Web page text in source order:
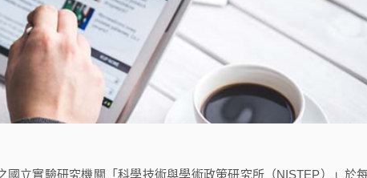
立實驗研究機關「科學技術與學術政策研究所（NISTEP）」於